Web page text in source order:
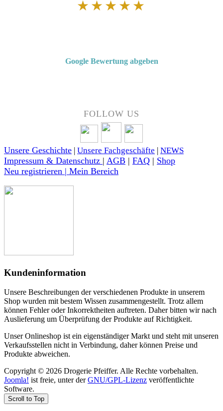
★★★★★
Google Bewertung abgeben
FOLLOW US
Unsere Geschichte | Unsere Fachgeschäfte | NEWS
Impressum & Datenschutz | AGB | FAQ | Shop
Neu registrieren | Mein Bereich
Kundeninformation
Unsere Beschreibungen der verschiedenen Produkte in unserem
Shop wurden mit bestem Wissen zusammengestellt. Trotz allem
können Fehler oder Inkorrektheiten auftreten. Daher bitten wir nach
Auslieferung um Überprüfung der Produkte auf Richtigkeit.
Unser Onlineshop ist ein eigenständiger Markt und steht mit unseren
Verkaufsstellen nicht in Verbindung, daher können Preise und
Produkte abweichen.
Copyright © 2026 Drogerie Pfeiffer. Alle Rechte vorbehalten.
Joomla! ist freie, unter derGNU/GPL-Lizenz veröffentlichte
Software.
Scroll to Top